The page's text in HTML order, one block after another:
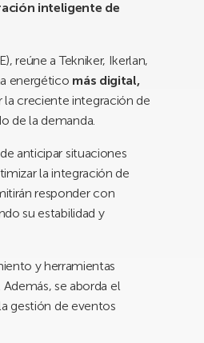
inteligente de
reúne a Tekniker, Ikerlan,
energético más digital,
creciente integración de
de la demanda.
anticipar situaciones
la integración de
responder con
su estabilidad y
y herramientas
se aborda el
gestión de eventos